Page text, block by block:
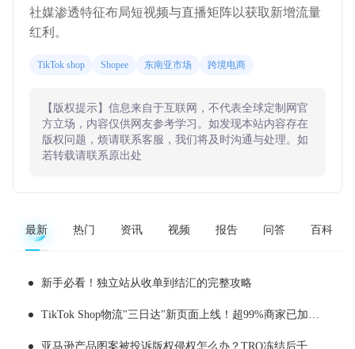
社媒渗透特征布局短视频与直播矩阵以获取新增流量
红利。
TikTok shop Shopee 东南亚市场 跨境电商
【版权提示】信息来自于互联网，不代表全球定制网官
方立场，内容仅供网友参考学习。如发现本站内容存在
版权问题，烦请联系客服，我们将及时沟通与处理。如
若转载请联系原出处
最新 热门 资讯 视频 报告 问答 百科
新手必看！独立站从收单到结汇的完整攻略
TikTok Shop物流"三日达"新页面上线！超99%商家已加入三日达，50%稳定达成三日履约
亚马逊产品图案被投诉版权侵权怎么办？TRO冻结后千万不要乱操作